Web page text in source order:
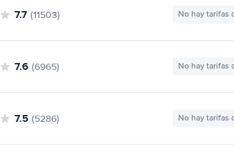
7.7 (11503) No hay tarifas
7.6 (6965) No hay tarifas
7.5 (5286) No hay tarifas